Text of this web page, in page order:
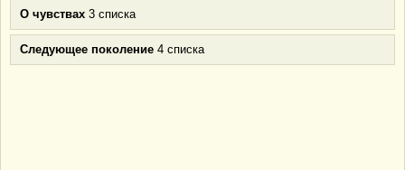
О чувствах 3 списка
Следующее поколение 4 списка